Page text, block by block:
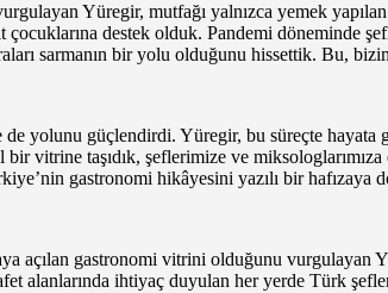
Yüregir, mutfağı yalnızca yemek
destek olduk. Pandemi döneminde
sarmanın bir yolu olduğunu hissettik. Bu,
yolunu güçlendirdi. Yüregir, bu süreçte
vitrine taşıdık, şeflerimize ve miksologlarımıza
gastronomi hikâyesini yazılı bir hafızaya
açılan gastronomi vitrini olduğunu
alanlarında ihtiyaç duyulan her yerde Türk